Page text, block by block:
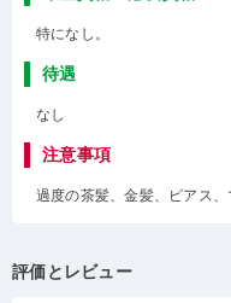
特になし。
待遇
なし
注意事項
過度の茶髪、金髪、ピアス、
評価とレビュー